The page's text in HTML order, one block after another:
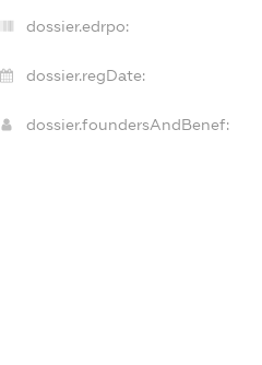
dossier.edrpo:
dossier.regDate:
dossier.foundersAndBenef: